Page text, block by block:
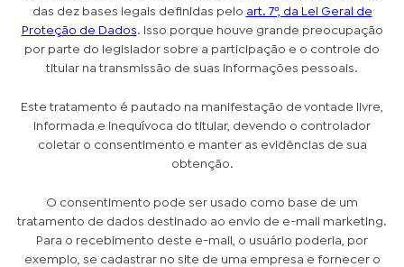
das dez bases legais definidas pelo art. 7º, da Lei Geral de
Proteção de Dados. Isso porque houve grande preocupação
por parte do legislador sobre a participação e o controle do
titular na transmissão de suas informações pessoais.
Este tratamento é pautado na manifestação de vontade livre,
informada e inequívoca do titular, devendo o controlador
coletar o consentimento e manter as evidências de sua
obtenção.
O consentimento pode ser usado como base de um
tratamento de dados destinado ao envio de e-mail marketing.
Para o recebimento deste e-mail, o usuário poderia, por
exemplo, se cadastrar no site de uma empresa e fornecer o